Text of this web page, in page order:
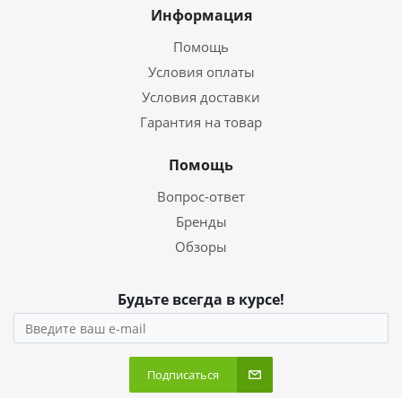
Информация
Помощь
Условия оплаты
Условия доставки
Гарантия на товар
Помощь
Вопрос-ответ
Бренды
Обзоры
Будьте всегда в курсе!
Подписаться